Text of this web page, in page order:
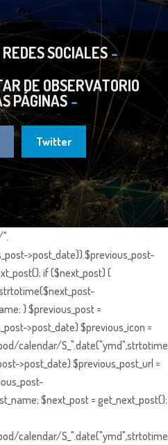
SOCIALES
DE OBSERVATORIO
PÁGINAS
Twitter
>post_date)).$previous_post-
if ($next_post) {
} $previous_post =
>post_date) $previous_icon =
calendar/
>post_date) $previous_post_url =
$next_post = get_next_post();
calendar/